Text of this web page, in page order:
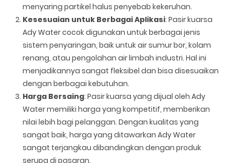
menyaring partikel halus penyebab kekeruhan.
Kesesuaian untuk Berbagai Aplikasi: Pasir kuarsa
Ady Water cocok digunakan untuk berbagai jenis
sistem penyaringan, baik untuk air sumur bor, kolam
renang, atau pengolahan air limbah industri. Hal ini
menjadikannya sangat fleksibel dan bisa disesuaikan
dengan berbagai kebutuhan.
Harga Bersaing: Pasir kuarsa yang dijual oleh Ady
Water memiliki harga yang kompetitif, memberikan
nilai lebih bagi pelanggan. Dengan kualitas yang
sangat baik, harga yang ditawarkan Ady Water
sangat terjangkau dibandingkan dengan produk
serupa di pasaran.